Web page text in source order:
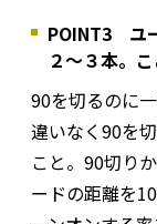
POINT3 ユ
２～３本。
90を切るのに
違いなく90を
こと。90切り
ードの距離を